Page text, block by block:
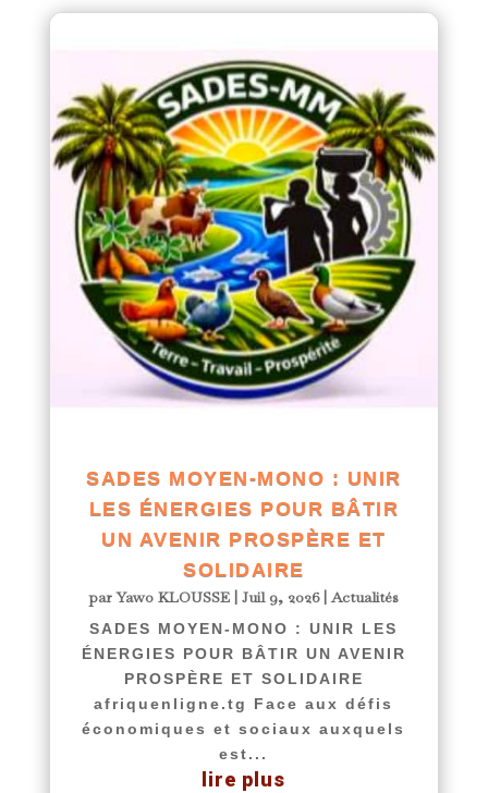
SADES MOYEN-MONO : UNIR
LES ÉNERGIES POUR BÂTIR
UN AVENIR PROSPÈRE ET
SOLIDAIRE
parYawo KLOUSSE |Juil 9, 2026|Actualités
SADES MOYEN-MONO : UNIR LES
ÉNERGIES POUR BÂTIR UN AVENIR
PROSPÈRE ET SOLIDAIRE
afriquenligne.tg Face aux défis
économiques et sociaux auxquels
est...
lire plus